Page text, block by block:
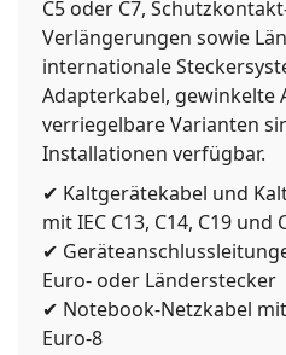
C5 oder C7,
Verlängerungen sowie
internationale
Adapterkabel, gewinkelte
verriegelbare Varianten
Installationen verfügbar.
✔ Kaltgerätekabel und
mit IEC C13, C14, C19 und
✔
Euro- oder Länderstecker
✔ Notebook-Netzkabel mit
Euro-8